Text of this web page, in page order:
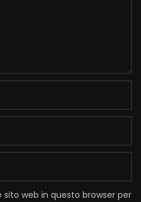
web in questo browser per